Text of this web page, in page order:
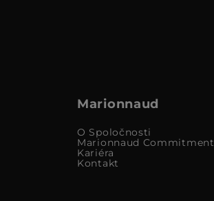
Marionnaud
O Spoločnosti
Marionnaud Commitment
Kariéra
Kontakt